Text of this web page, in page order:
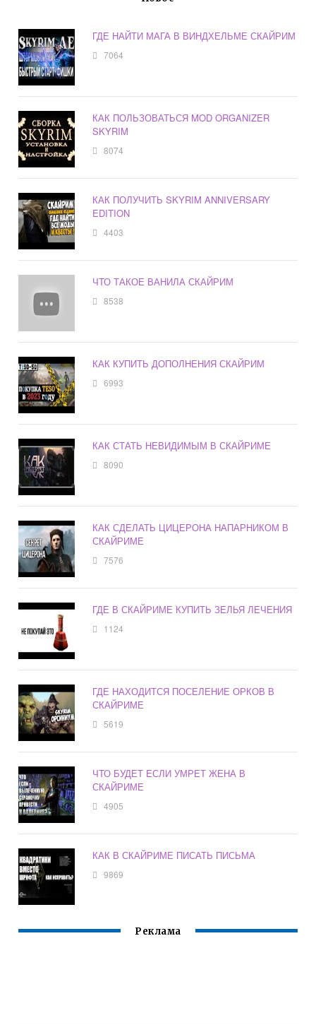
ГДЕ НАЙТИ МАГА В ВИНДХЕЛЬМЕ СКАЙРИМ
7064
КАК ПОЛЬЗОВАТЬСЯ MOD ORGANIZER
SKYRIM
8074
КАК ПОЛУЧИТЬ SKYRIM ANNIVERSARY
EDITION
4403
ЧТО ТАКОЕ ВАНИЛА СКАЙРИМ
8538
КАК КУПИТЬ ДОПОЛНЕНИЯ СКАЙРИМ
6993
КАК СТАТЬ НЕВИДИМЫМ В СКАЙРИМЕ
8090
КАК СДЕЛАТЬ ЦИЦЕРОНА НАПАРНИКОМ В
СКАЙРИМЕ
7576
ГДЕ В СКАЙРИМЕ КУПИТЬ ЗЕЛЬЯ ЛЕЧЕНИЯ
1124
ГДЕ НАХОДИТСЯ ПОСЕЛЕНИЕ ОРКОВ В
СКАЙРИМЕ
5619
ЧТО БУДЕТ ЕСЛИ УМРЕТ ЖЕНА В
СКАЙРИМЕ
4905
КАК В СКАЙРИМЕ ПИСАТЬ ПИСЬМА
9869
Реклама